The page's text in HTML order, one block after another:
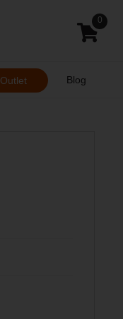
0
Outlet Blog